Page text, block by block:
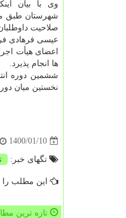
وی با بیان
صلاحیت
عیسی فرهادی
ها انجام پذیرد.
نخستین میان
1400/01/10
تگهای خبر:
این مطلب را
تازه ترین